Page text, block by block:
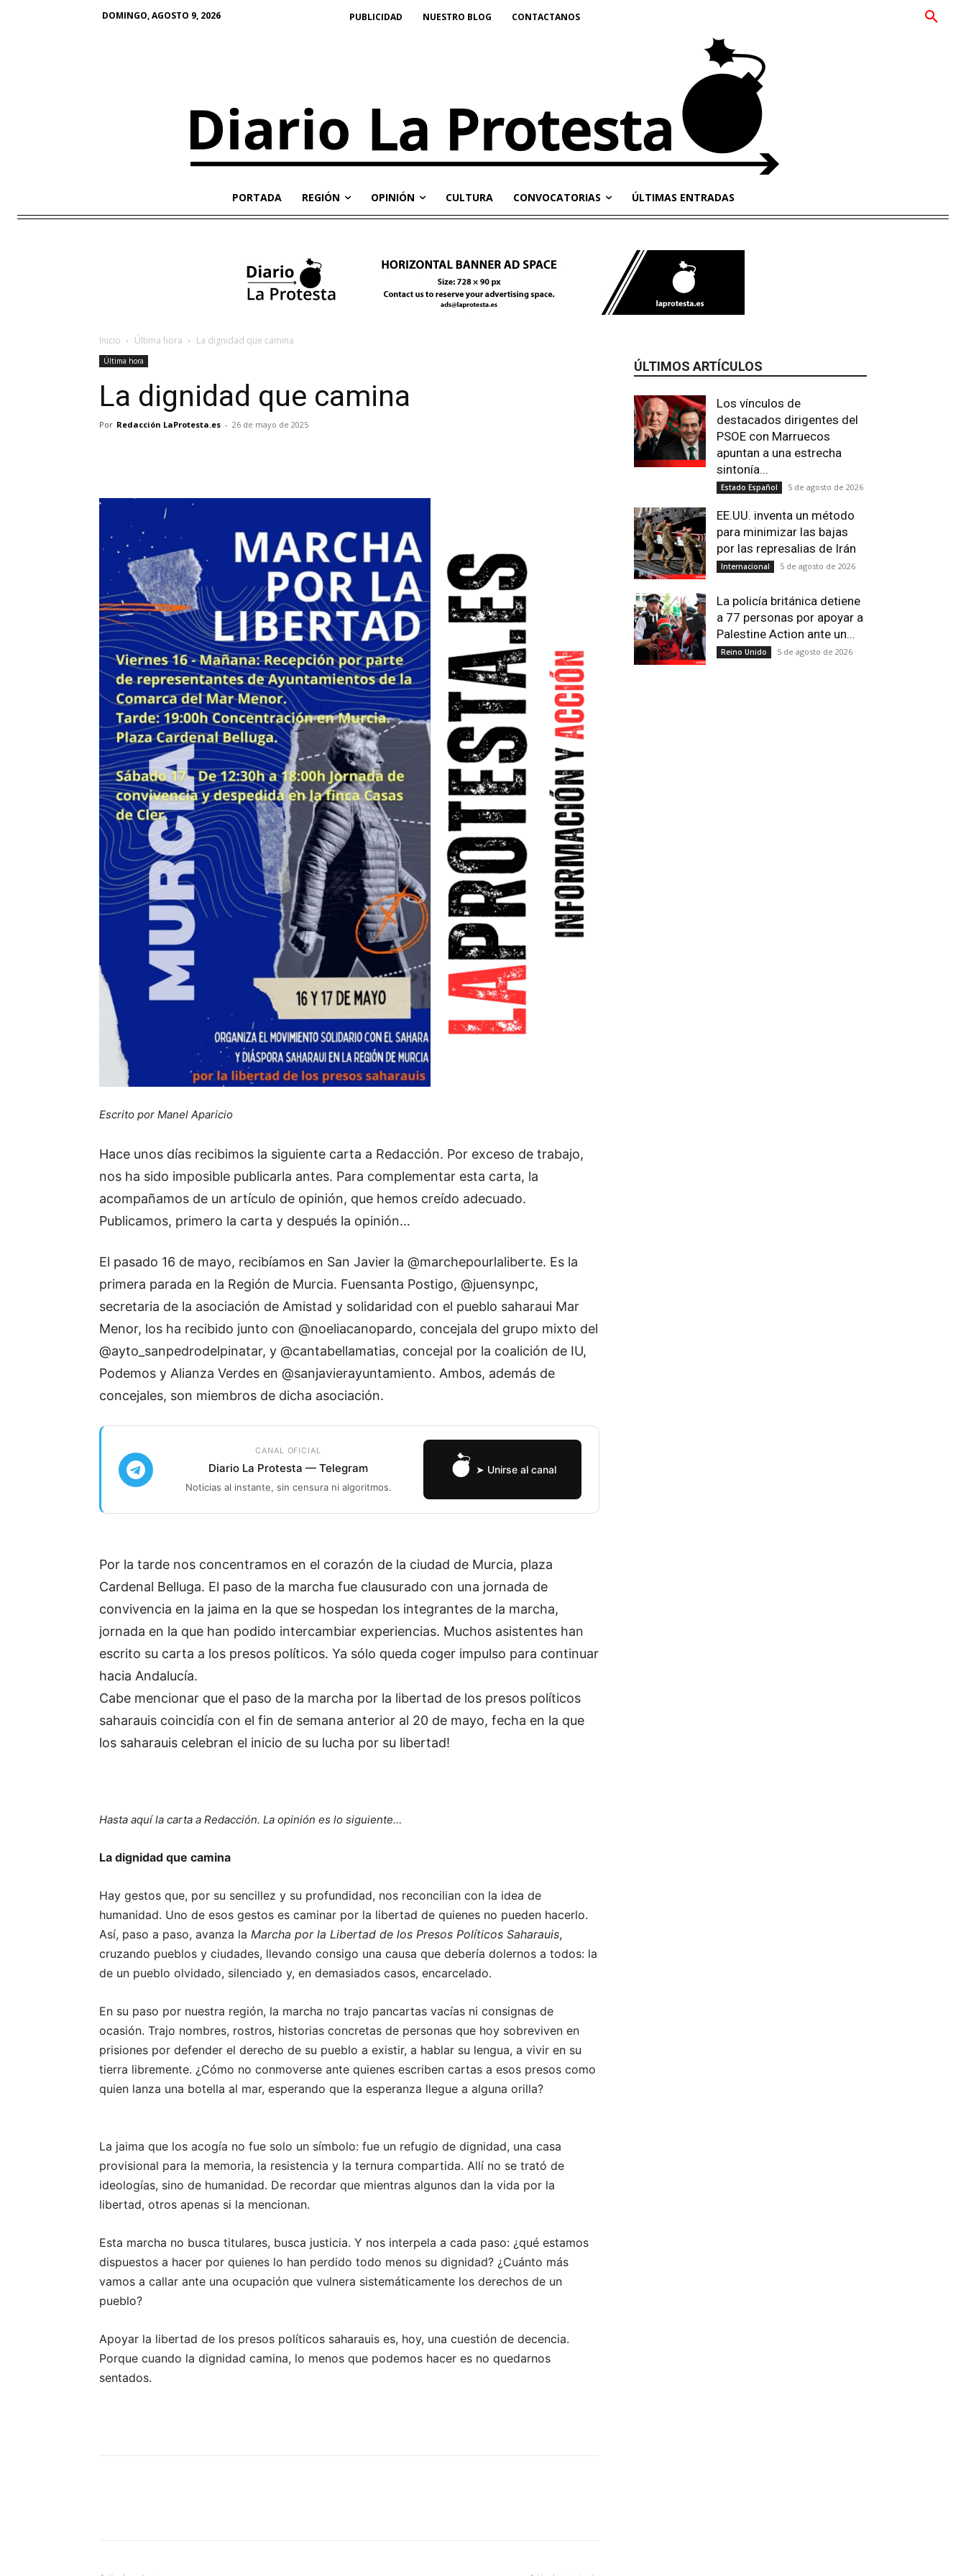
DOMINGO, AGOSTO 9, 2026 PUBLICIDAD NUESTRO BLOG CONTACTANOS
PORTADA REGIÓN OPINIÓN CULTURA CONVOCATORIAS ÚLTIMAS ENTRADAS
Inicio Última hora La dignidad que camina
Última hora
La dignidad que camina
Por Redacción LaProtesta.es - 26 de mayo de 2025
Email Impresión Telegram
Escrito por Manel Aparicio
Hace unos días recibimos la siguiente carta a Redacción. Por exceso de trabajo,
nos ha sido imposible publicarla antes. Para complementar esta carta, la
acompañamos de un artículo de opinión, que hemos creído adecuado.
Publicamos, primero la carta y después la opinión…
El pasado 16 de mayo, recibíamos en San Javier la @marchepourlaliberte. Es la
primera parada en la Región de Murcia. Fuensanta Postigo, @juensynpc,
secretaria de la asociación de Amistad y solidaridad con el pueblo saharaui Mar
Menor, los ha recibido junto con @noeliacanopardo, concejala del grupo mixto del
@ayto_sanpedrodelpinatar, y @cantabellamatias, concejal por la coalición de IU,
Podemos y Alianza Verdes en @sanjavierayuntamiento. Ambos, además de
concejales, son miembros de dicha asociación.
CANAL OFICIAL
Diario La Protesta — Telegram
Noticias al instante, sin censura ni algoritmos.
➤ Unirse al canal
Por la tarde nos concentramos en el corazón de la ciudad de Murcia, plaza
Cardenal Belluga. El paso de la marcha fue clausurado con una jornada de
convivencia en la jaima en la que se hospedan los integrantes de la marcha,
jornada en la que han podido intercambiar experiencias. Muchos asistentes han
escrito su carta a los presos políticos. Ya sólo queda coger impulso para continuar
hacia Andalucía.
Cabe mencionar que el paso de la marcha por la libertad de los presos políticos
saharauis coincidía con el fin de semana anterior al 20 de mayo, fecha en la que
los saharauis celebran el inicio de su lucha por su libertad!
Hasta aquí la carta a Redacción. La opinión es lo siguiente…
La dignidad que camina
Hay gestos que, por su sencillez y su profundidad, nos reconcilian con la idea de
humanidad. Uno de esos gestos es caminar por la libertad de quienes no pueden hacerlo.
Así, paso a paso, avanza la Marcha por la Libertad de los Presos Políticos Saharauis,
cruzando pueblos y ciudades, llevando consigo una causa que debería dolernos a todos: la
de un pueblo olvidado, silenciado y, en demasiados casos, encarcelado.
En su paso por nuestra región, la marcha no trajo pancartas vacías ni consignas de
ocasión. Trajo nombres, rostros, historias concretas de personas que hoy sobreviven en
prisiones por defender el derecho de su pueblo a existir, a hablar su lengua, a vivir en su
tierra libremente. ¿Cómo no conmoverse ante quienes escriben cartas a esos presos como
quien lanza una botella al mar, esperando que la esperanza llegue a alguna orilla?
La jaima que los acogía no fue solo un símbolo: fue un refugio de dignidad, una casa
provisional para la memoria, la resistencia y la ternura compartida. Allí no se trató de
ideologías, sino de humanidad. De recordar que mientras algunos dan la vida por la
libertad, otros apenas si la mencionan.
Esta marcha no busca titulares, busca justicia. Y nos interpela a cada paso: ¿qué estamos
dispuestos a hacer por quienes lo han perdido todo menos su dignidad? ¿Cuánto más
vamos a callar ante una ocupación que vulnera sistemáticamente los derechos de un
pueblo?
Apoyar la libertad de los presos políticos saharauis es, hoy, una cuestión de decencia.
Porque cuando la dignidad camina, lo menos que podemos hacer es no quedarnos
sentados.
ÚLTIMOS ARTÍCULOS
Los vínculos de
destacados dirigentes del
PSOE con Marruecos
apuntan a una estrecha
sintonía...
Estado Español 5 de agosto de 2026
EE.UU. inventa un método
para minimizar las bajas
por las represalias de Irán
Internacional 5 de agosto de 2026
La policía británica detiene
a 77 personas por apoyar a
Palestine Action ante un...
Reino Unido 5 de agosto de 2026